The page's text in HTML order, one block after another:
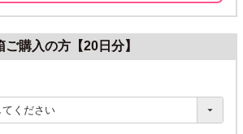
ご購入の方【20日分】